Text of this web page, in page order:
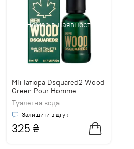
Немає в наявності
Мініатюра Dsquared2 Wood
Green Pour Homme
Туалетна вода
Залишити відгук
325 ₴